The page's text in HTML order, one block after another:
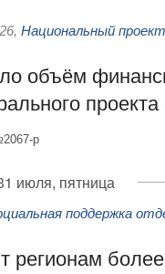
, Национальный
объём
р
июля, пятница
поддержка
регионам